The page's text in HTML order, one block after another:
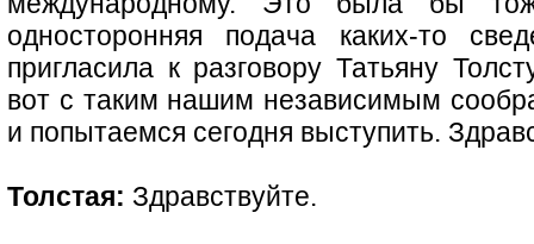
односторонняя подача каких-то
пригласила к разговору Татьяну
вот с таким нашим независимым
и попытаемся сегодня выступить.
Толстая: Здравствуйте.